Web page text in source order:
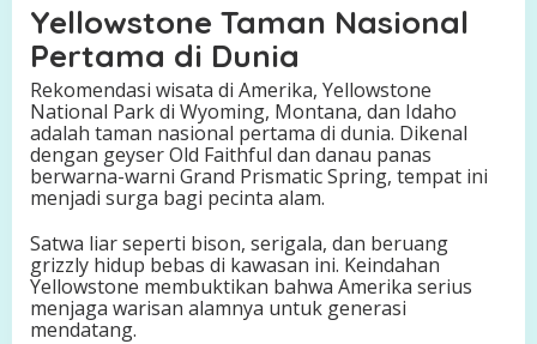
Yellowstone Taman Nasional
Pertama di Dunia
Rekomendasi wisata di Amerika, Yellowstone
National Park di Wyoming, Montana, dan Idaho
adalah taman nasional pertama di dunia. Dikenal
dengan geyser Old Faithful dan danau panas
berwarna-warni Grand Prismatic Spring, tempat ini
menjadi surga bagi pecinta alam.
Satwa liar seperti bison, serigala, dan beruang
grizzly hidup bebas di kawasan ini. Keindahan
Yellowstone membuktikan bahwa Amerika serius
menjaga warisan alamnya untuk generasi
mendatang.